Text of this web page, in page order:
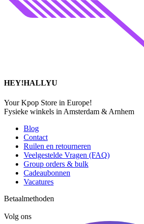
HEY!HALLYU
Your Kpop Store in Europe!
Fysieke winkels in Amsterdam & Arnhem
Blog
Contact
Ruilen en retourneren
Veelgestelde Vragen (FAQ)
Group orders & bulk
Cadeaubonnen
Vacatures
Betaalmethoden
Volg ons